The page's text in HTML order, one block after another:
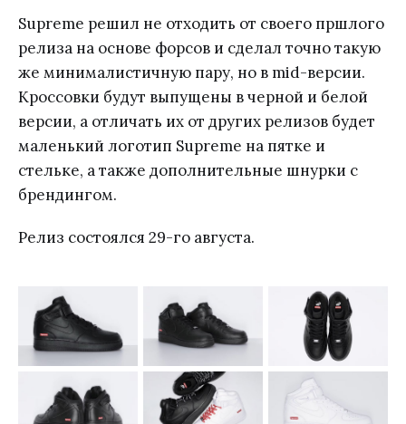
Supreme решил не отходить от своего пршлого
релиза на основе форсов и сделал точно такую
же минималистичную пару, но в mid-версии.
Кроссовки будут выпущены в черной и белой
версии, а отличать их от других релизов будет
маленький логотип Supreme на пятке и
стельке, а также дополнительные шнурки с
брендингом.
Релиз состоялся 29-го августа.